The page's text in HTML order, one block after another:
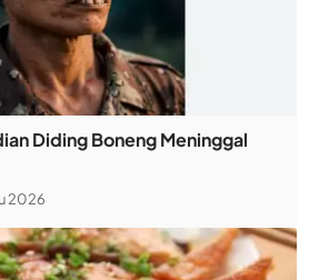
Diding Boneng Meninggal
2026